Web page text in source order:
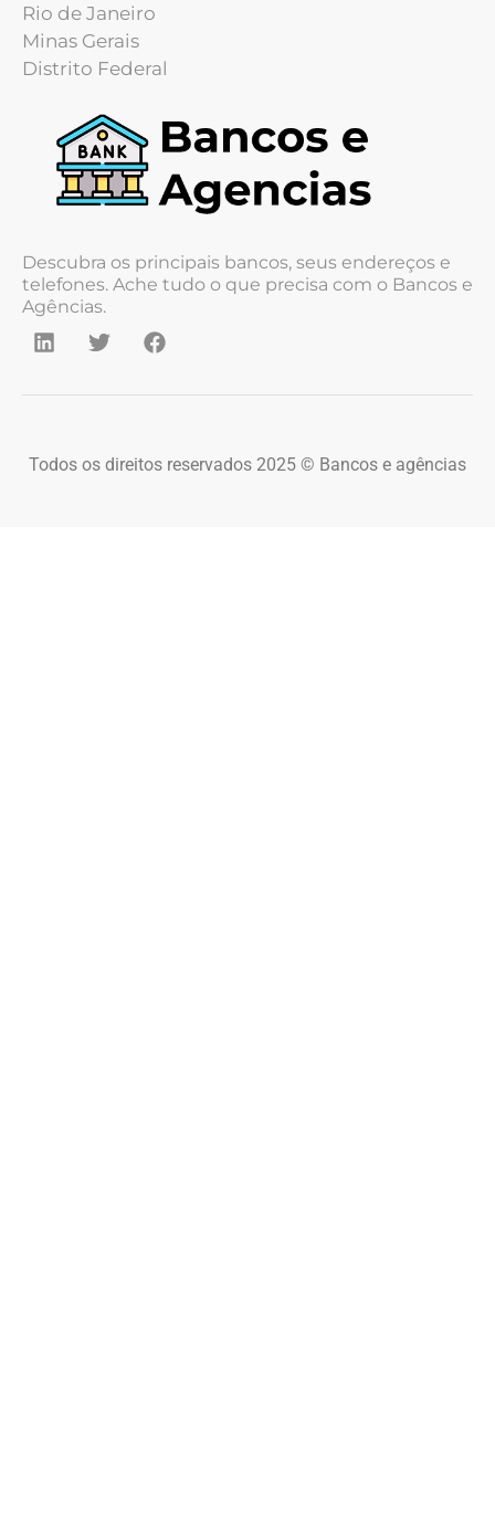
Rio de Janeiro
Minas Gerais
Distrito Federal
Descubra os principais bancos, seus endereços e
telefones. Ache tudo o que precisa com o Bancos e
Agências.
Todos os direitos reservados 2025 © Bancos e agências